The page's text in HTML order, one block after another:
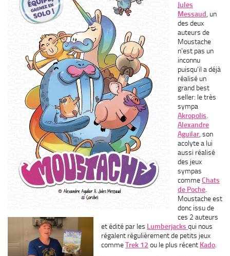
Jules
Messaud, un
des deux
auteurs de
Moustache
n’est pas un
inconnu
puisqu’il a déjà
réalisé un
grand best
seller: le très
sympa
Akropolis.
Alexandre
Aguilar, son
acolyte a lui
aussi réalisé
des jeux
sympas
commeChats
de Poche.
Moustache est
donc issu de
ces 2 auteurs
et édité par les Lumberjacks qui nous
régalent régulièrement de petits jeux
commeTrek 12 ou le plus récent Kado.